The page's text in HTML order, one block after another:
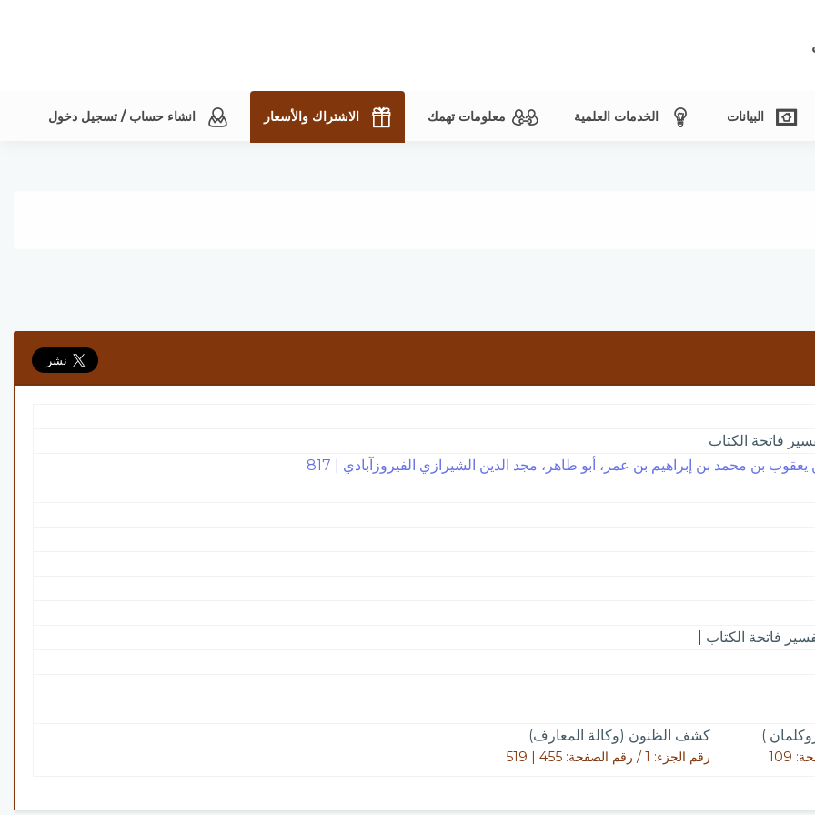
البيانات الخدمات العلمية معلومات تهمك الاشتراك والأسعار انشاء حساب / تسجيل دخول
فاتحة الكتاب
بن محمد بن إبراهيم بن عمر، أبو طاهر، مجد الدين الشيرازي الفيروزآبادي | 817
فاتحة الكتاب
) كشف الظنون (وكالة المعارف)
رقم الجزء: 1 / رقم الصفحة: 455 | 519